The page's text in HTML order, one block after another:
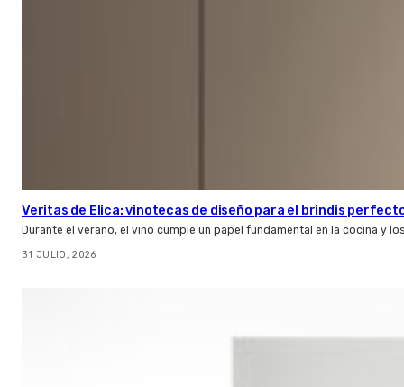
Veritas de Elica: vinotecas de diseño para el brindis
Durante el verano, el vino cumple un papel fundamental en la cocina y
31 JULIO, 2026